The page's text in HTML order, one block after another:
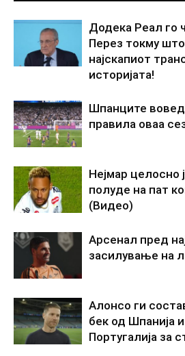
Додека Реал го
Перез токму
најскапиот
историјата!
Шпанците
правила оваа
Нејмар целосно
полуде на пат
(Видео)
Арсенал пред
засилување на
Алонсо ги
бек од Шпанија
Португалија за